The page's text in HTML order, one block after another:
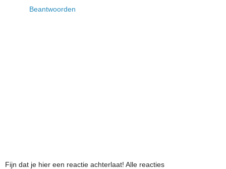
Beantwoorden
Fijn dat je hier een reactie achterlaat! Alle reacties